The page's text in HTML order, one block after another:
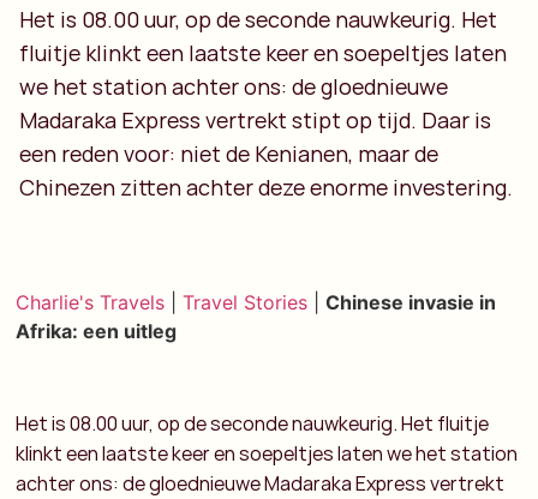
Het is 08.00 uur, op de seconde nauwkeurig. Het
fluitje klinkt een laatste keer en soepeltjes laten
we het station achter ons: de gloednieuwe
Madaraka Express vertrekt stipt op tijd. Daar is
een reden voor: niet de Kenianen, maar de
Chinezen zitten achter deze enorme investering.
Charlie's Travels |Travel Stories |Chinese invasie in
Afrika: een uitleg
Het is 08.00 uur, op de seconde nauwkeurig. Het fluitje
klinkt een laatste keer en soepeltjes laten we het station
achter ons: de gloednieuwe Madaraka Express vertrekt